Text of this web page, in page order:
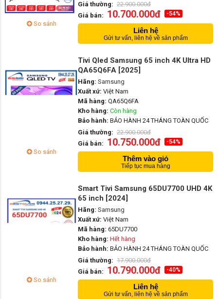
So sánh
Giá thường: 22.900.000đ
Giá bán: 10.700.000đ -54%
Liên hệ
Gửi tư vấn, liên hệ về sản phẩm
So sánh
Tivi Qled Samsung 65 inch 4K Ultra HD
QA65Q6FA [2025]
Hãng: Samsung
Xuất xứ: Việt Nam
Mã hàng: QA65Q6FA
Kho hàng: Còn hàng
Bảo hành: BẢO HÀNH 24 THÁNG TOÀN QUỐC
Giá thường: 22.900.000đ
Giá bán: 10.750.000đ -54%
Thêm vào giỏ
Tiếp tục mua hàng
So sánh
Smart Tivi Samsung 65DU7700 UHD 4K
65 inch [2024]
Hãng: Samsung
Xuất xứ: Việt Nam
Mã hàng: 65DU7700
Kho hàng: Hết hàng
Bảo hành: BẢO HÀNH 24 THÁNG TOÀN QUỐC
Giá thường: 17.900.000đ
Giá bán: 10.790.000đ -40%
Liên hệ
Gửi tư vấn, liên hệ về sản phẩm